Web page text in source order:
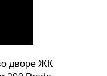
дворе ЖК